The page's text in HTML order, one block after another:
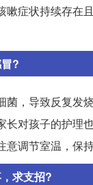
症状持续存在
?
，导致反复发
对孩子的护
调节室温，保
求支招?